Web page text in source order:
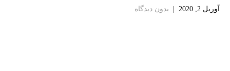
آوریل 2, 2020 | بدون دیدگاه